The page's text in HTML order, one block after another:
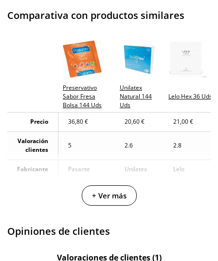
Comparativa con productos similares
Preservativo
Sabor Fresa
Bolsa 144 Uds
Unilatex
Natural 144
Uds
Lelo Hex 36 Uds
Precio 36,80 € 20,60 € 21,00 €
Valoración
clientes
5 2.6 2.8
Fabricante Pasante Unilatex Lelo
Transparente -
Latex
Diámetro 5.3 cm
+ Ver más
Opiniones de clientes
Valoraciones de clientes (1)